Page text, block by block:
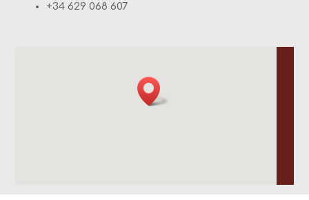
+34 629 068 607